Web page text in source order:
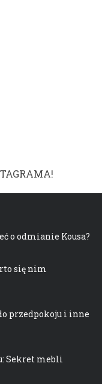
o odmianie Kousa?
się nim
przedpokoju i inne
Sekret mebli